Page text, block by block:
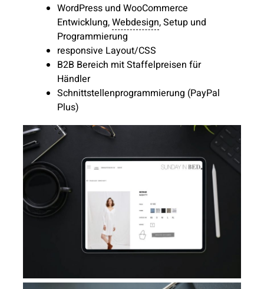
WordPress und WooCommerce
Entwicklung,Webdesign, Setup und
Programmierung
responsive Layout/CSS
B2B Bereich mit Staffelpreisen für
Händler
Schnittstellenprogrammierung (PayPal
Plus)